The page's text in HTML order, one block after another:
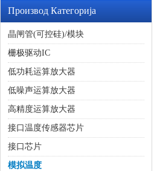
Производ Категорија
晶闸管(可控硅)/模块
栅极驱动IC
低功耗运算放大器
低噪声运算放大器
高精度运算放大器
接口温度传感器芯片
接口芯片
模拟温度